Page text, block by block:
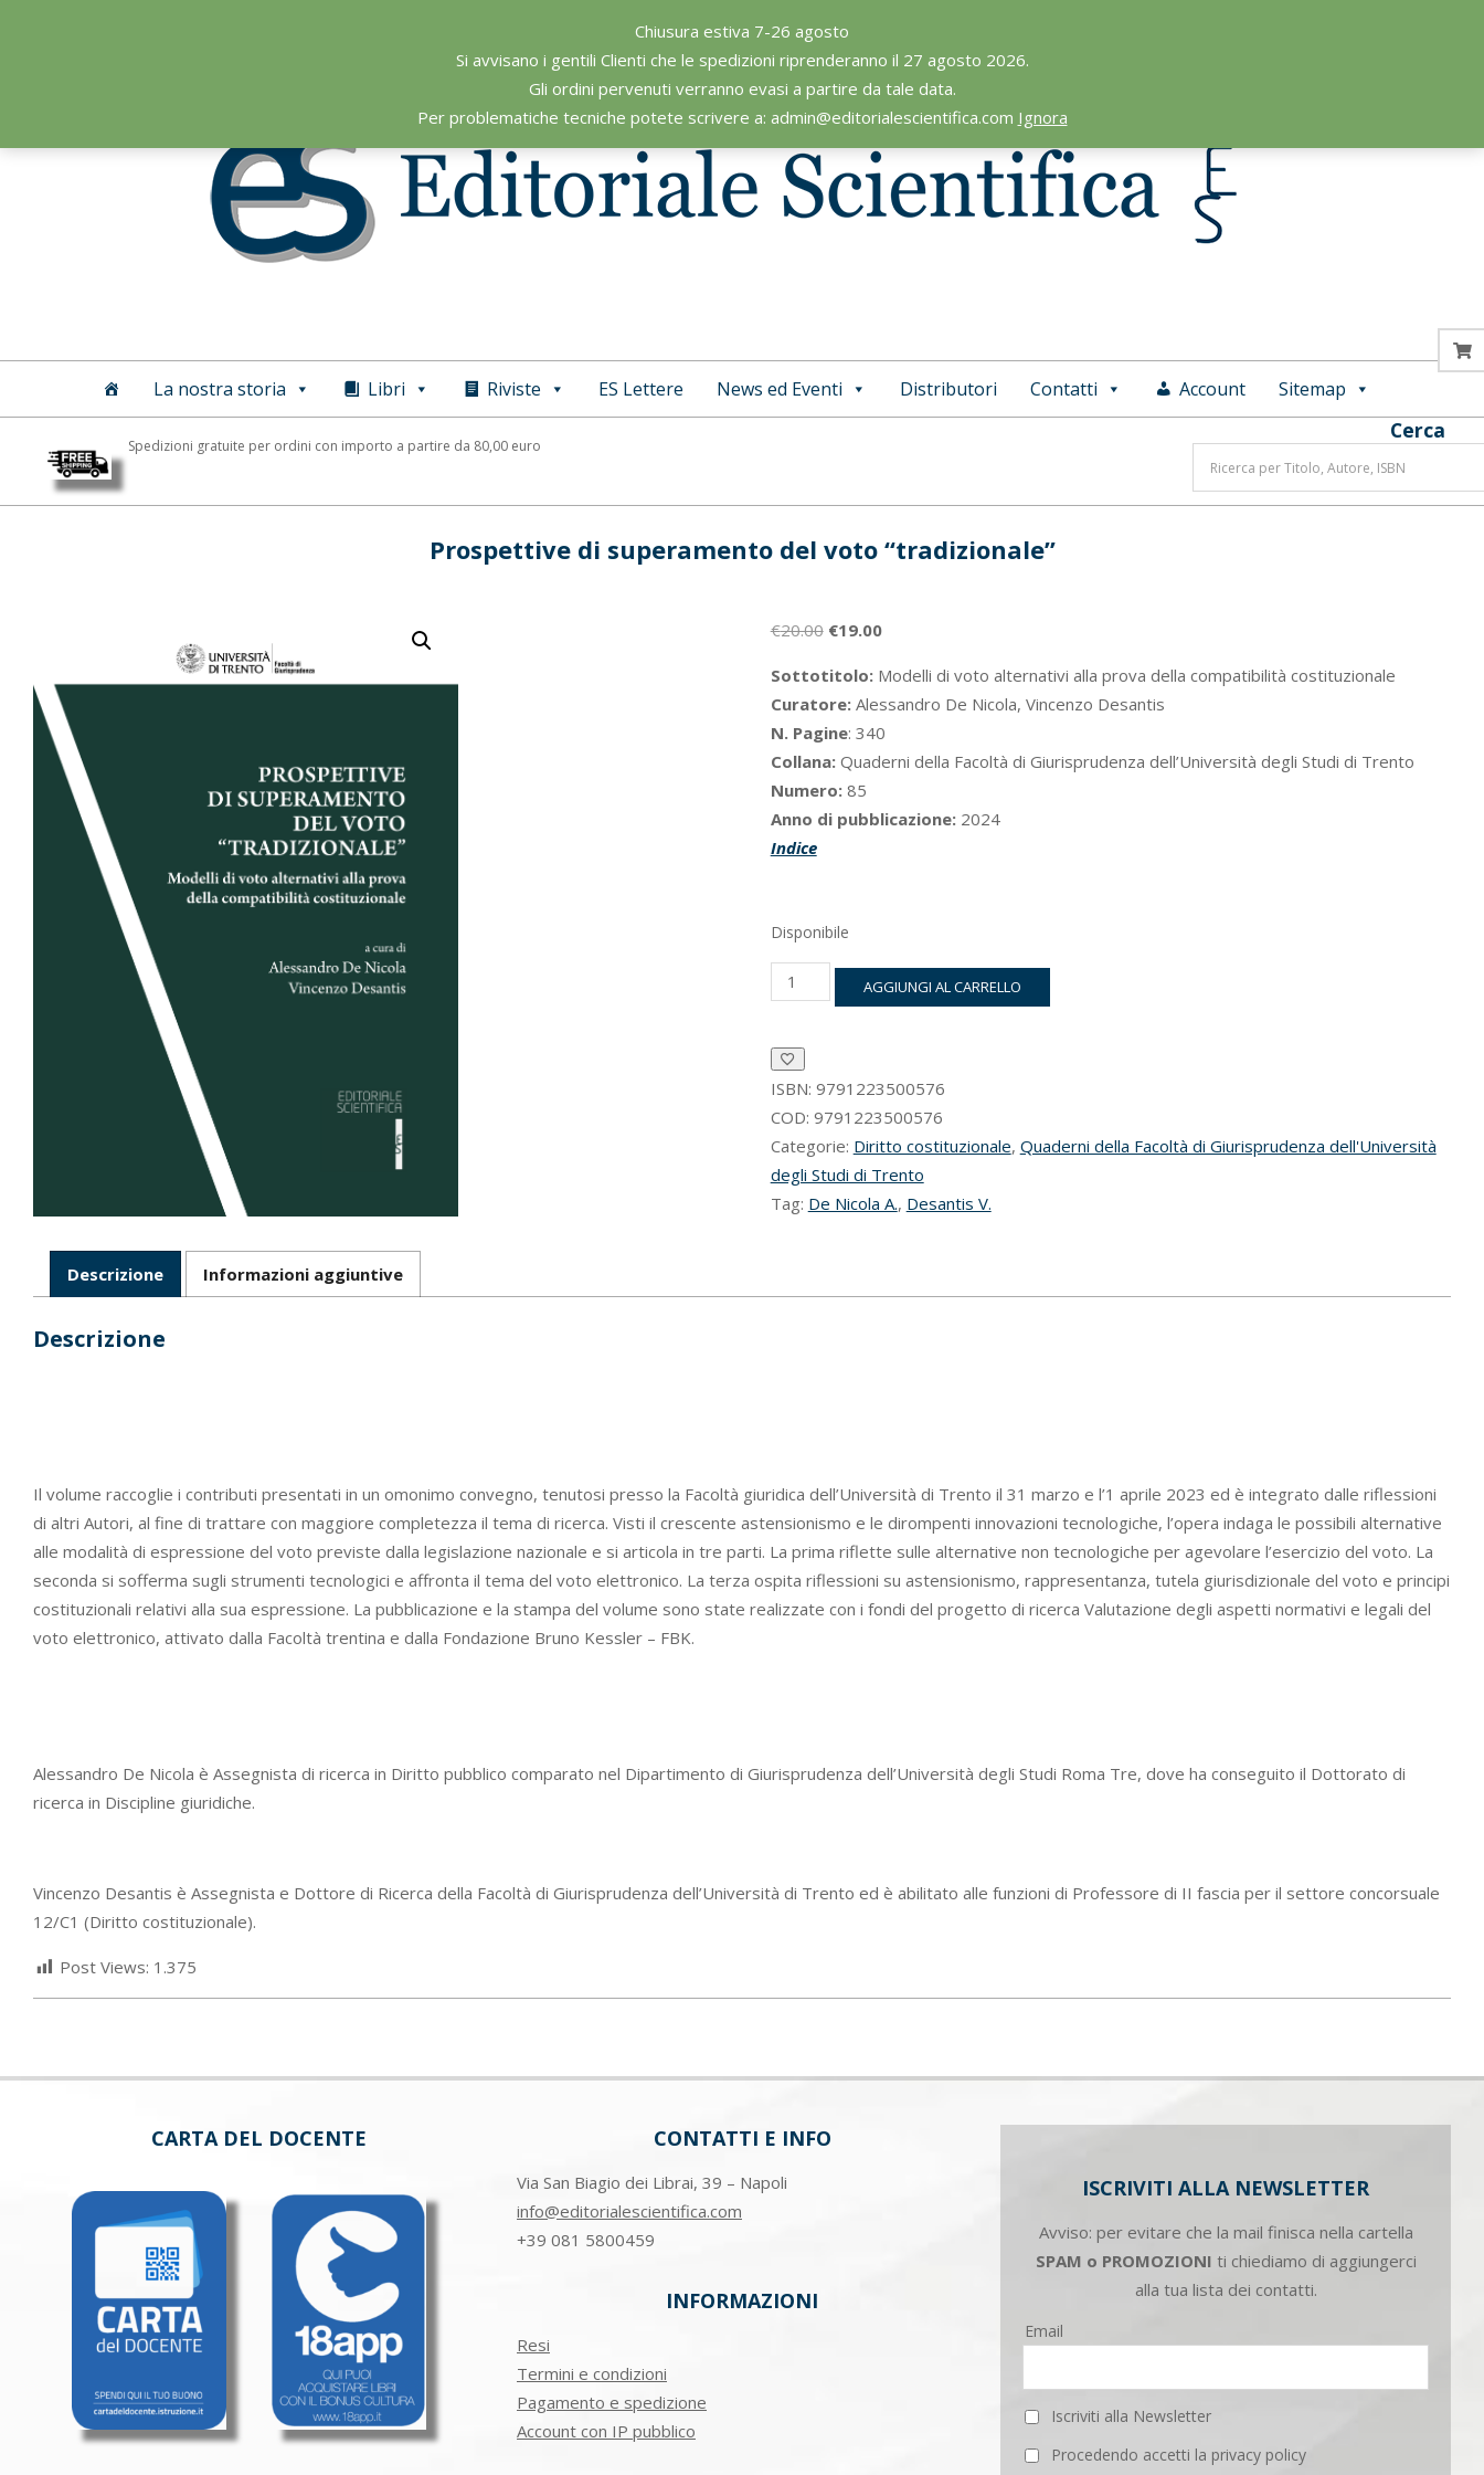
Chiusura estiva 7-26 agosto
Si avvisano i gentili Clienti che le spedizioni riprenderanno il 27 agosto 2026.
Gli ordini pervenuti verranno evasi a partire da tale data.
Per problematiche tecniche potete scrivere a: admin@editorialescientifica.com Ignora
Editoriale
Scientifica
Primary
La nostra storia Libri Riviste ES Lettere News ed Eventi Distributori Contatti Account Sitemap
Spedizioni gratuite per ordini con importo a partire da 80,00 euro
Cerca
Prospettive di superamento del voto “tradizionale”
€20.00 Il
originale
era:
€20.00.
€19.00Il
attuale
è:
€19.00.
Sottotitolo:Modelli di voto alternativi alla prova della compatibilità costituzionale
Curatore:Alessandro De Nicola, Vincenzo Desantis
N. Pagine: 340
Collana:Quaderni della Facoltà di Giurisprudenza dell’Università degli Studi di Trento
Numero:85
Anno di pubblicazione:2024
Indice
Disponibile
Prospettive
di
voto
"tradizionale"
quantità
AGGIUNGI AL CARRELLO
ISBN: 9791223500576
COD: 9791223500576
Categorie: Diritto costituzionale, Quaderni della Facoltà di Giurisprudenza dell'Università
degli Studi di Trento
Tag: De Nicola A., Desantis V.
Descrizione Informazioni aggiuntive
Descrizione
Il volume raccoglie i contributi presentati in un omonimo convegno, tenutosi presso la Facoltà giuridica dell’Università di Trento il 31 marzo e l’1 aprile 2023 ed è integrato dalle riflessioni
di altri Autori, al fine di trattare con maggiore completezza il tema di ricerca. Visti il crescente astensionismo e le dirompenti innovazioni tecnologiche, l’opera indaga le possibili alternative
alle modalità di espressione del voto previste dalla legislazione nazionale e si articola in tre parti. La prima riflette sulle alternative non tecnologiche per agevolare l’esercizio del voto. La
seconda si sofferma sugli strumenti tecnologici e affronta il tema del voto elettronico. La terza ospita riflessioni su astensionismo, rappresentanza, tutela giurisdizionale del voto e principi
costituzionali relativi alla sua espressione. La pubblicazione e la stampa del volume sono state realizzate con i fondi del progetto di ricerca Valutazione degli aspetti normativi e legali del
voto elettronico, attivato dalla Facoltà trentina e dalla Fondazione Bruno Kessler – FBK.
Alessandro De Nicola è Assegnista di ricerca in Diritto pubblico comparato nel Dipartimento di Giurisprudenza dell’Università degli Studi Roma Tre, dove ha conseguito il Dottorato di
ricerca in Discipline giuridiche.
Vincenzo Desantis è Assegnista e Dottore di Ricerca della Facoltà di Giurisprudenza dell’Università di Trento ed è abilitato alle funzioni di Professore di II fascia per il settore concorsuale
12/C1 (Diritto costituzionale).
Post Views: 1.375
CARTA DEL DOCENTE CONTATTI E INFO
Via San Biagio dei Librai, 39 – Napoli
info@editorialescientifica.com
+39 081 5800459
INFORMAZIONI
Resi
Termini e condizioni
Pagamento e spedizione
Account con IP pubblico
ISCRIVITI ALLA NEWSLETTER
Avviso: per evitare che la mail finisca nella cartella
SPAM o PROMOZIONI ti chiediamo di aggiungerci
alla tua lista dei contatti.
Email
Iscriviti alla Newsletter
Procedendo accetti la privacy policy